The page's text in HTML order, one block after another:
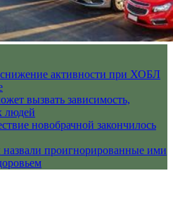
активности при ХОБЛ
вызвать зависимость,
людей
новобрачной закончилось
проигнорированные ими